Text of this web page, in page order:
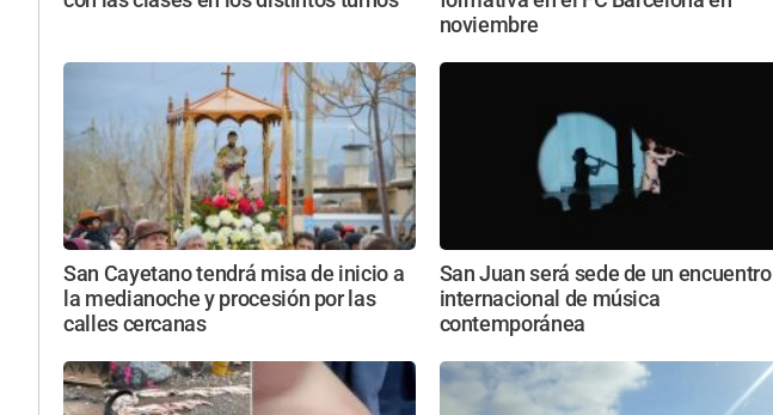
noviembre
San Cayetano tendrá misa de inicio a
la medianoche y procesión por las
calles cercanas
San Juan será sede de un encuentro
internacional de música
contemporánea